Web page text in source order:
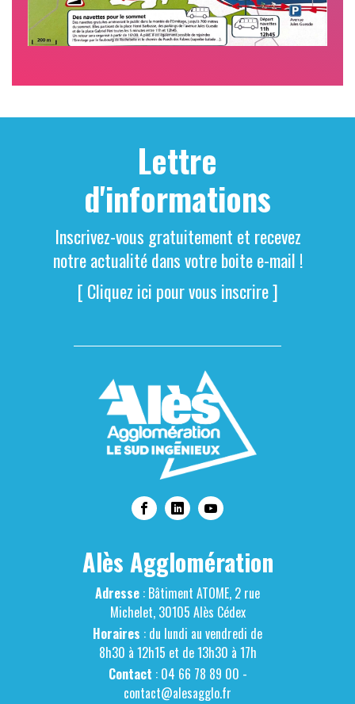
Lettre
d'informations
Inscrivez-vous gratuitement et recevez
notre actualité dans votre boite e-mail !
[ Cliquez ici pour vous inscrire ]
Alès Agglomération
Adresse : Bâtiment ATOME, 2 rue
Michelet, 30105 Alès Cédex
Horaires : du lundi au vendredi de
8h30 à 12h15 et de 13h30 à 17h
Contact : 04 66 78 89 00 -
contact@alesagglo.fr